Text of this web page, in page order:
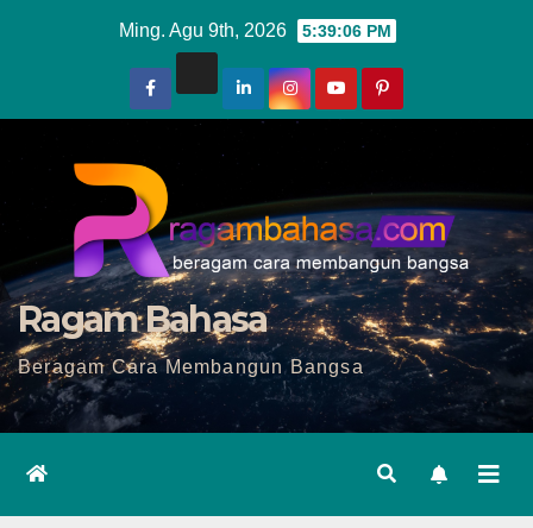
Ming. Agu 9th, 2026 5:39:08 PM
Ragam Bahasa
Beragam Cara Membangun Bangsa